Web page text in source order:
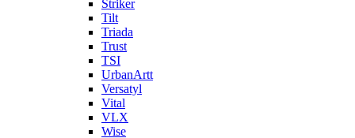
Striker
Tilt
Triada
Trust
TSI
UrbanArtt
Versatyl
Vital
VLX
Wise